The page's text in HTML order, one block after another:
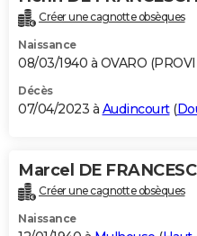
Créer une cagnotte obsèques
Naissance
08/03/1940 à OVARO
Décès
07/04/2023 à Audincourt(
Marcel DE
Créer une cagnotte obsèques
Naissance